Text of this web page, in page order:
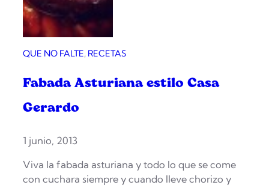
QUE NO FALTE, RECETAS
Fabada Asturiana estilo Casa
Gerardo
1 junio, 2013
Viva la fabada asturiana y todo lo que se come
con cuchara siempre y cuando lleve chorizo y